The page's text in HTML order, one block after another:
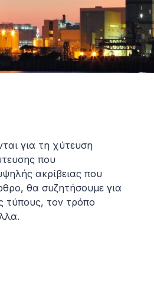
για τη χύτευση
που
ακρίβειας που
θα συζητήσουμε για
τύπους, τον τρόπο